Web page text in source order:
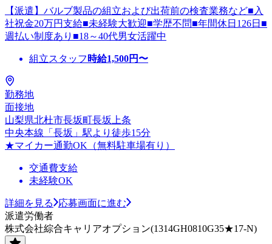
【派遣】バルブ製品の組立および出荷前の検査業務など■入
社祝金20万円支給■未経験大歓迎■学歴不問■年間休日126日■
週払い制度あり■18～40代男女活躍中
組立スタッフ 時給1,500円〜
勤務地
面接地
山梨県北杜市長坂町長坂上条
中央本線「長坂」駅より徒歩15分
★マイカー通勤OK（無料駐車場有り）
交通費支給
未経験OK
詳細を見る
応募画面に進む
派遣労働者
株式会社綜合キャリアオプション(1314GH0810G35★17-N)